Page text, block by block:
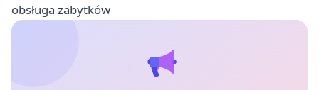
obsługa zabytków